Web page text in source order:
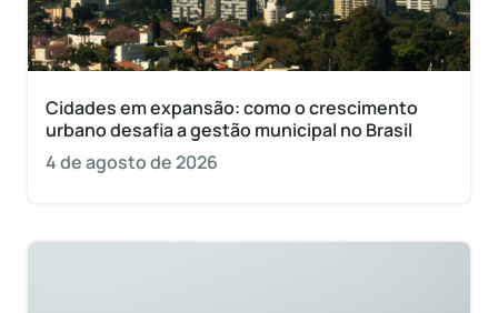
Cidades em expansão: como o crescimento
urbano desafia a gestão municipal no Brasil
4 de agosto de 2026